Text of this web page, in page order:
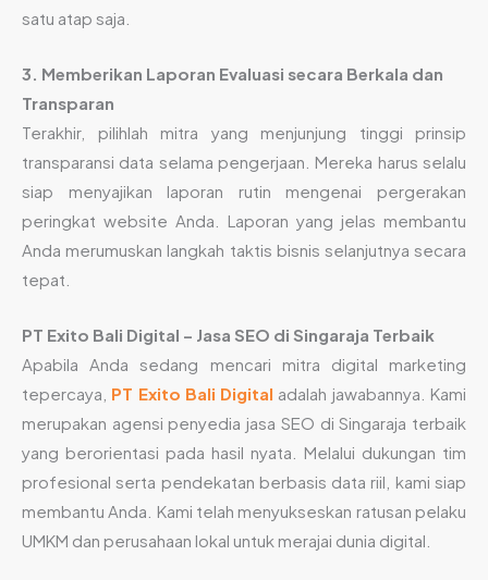
satu atap saja.
3. Memberikan Laporan Evaluasi secara Berkala dan
Transparan
Terakhir, pilihlah mitra yang menjunjung tinggi prinsip
transparansi data selama pengerjaan. Mereka harus selalu
siap menyajikan laporan rutin mengenai pergerakan
peringkat website Anda. Laporan yang jelas membantu
Anda merumuskan langkah taktis bisnis selanjutnya secara
tepat.
PT Exito Bali Digital – Jasa SEO di Singaraja Terbaik
Apabila Anda sedang mencari mitra digital marketing
tepercaya, PT Exito Bali Digital adalah jawabannya. Kami
merupakan agensi penyedia jasa SEO di Singaraja terbaik
yang berorientasi pada hasil nyata. Melalui dukungan tim
profesional serta pendekatan berbasis data riil, kami siap
membantu Anda. Kami telah menyukseskan ratusan pelaku
UMKM dan perusahaan lokal untuk merajai dunia digital.